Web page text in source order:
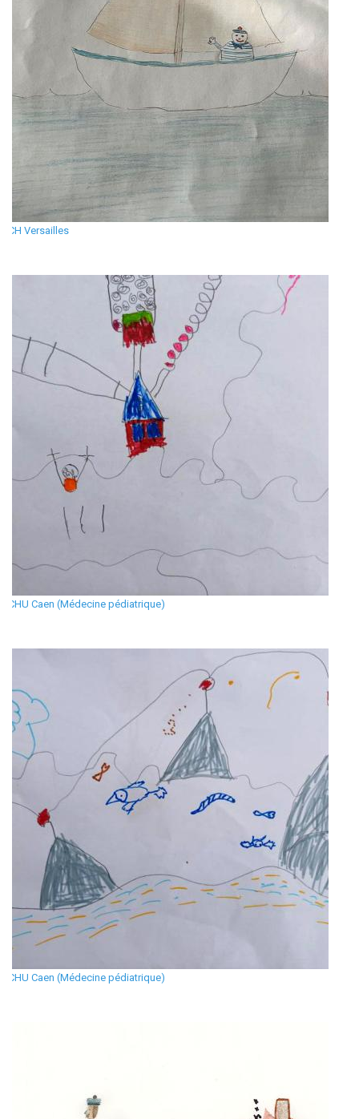
CH Versailles
CHU Caen (Médecine pédiatrique)
CHU Caen (Médecine pédiatrique)